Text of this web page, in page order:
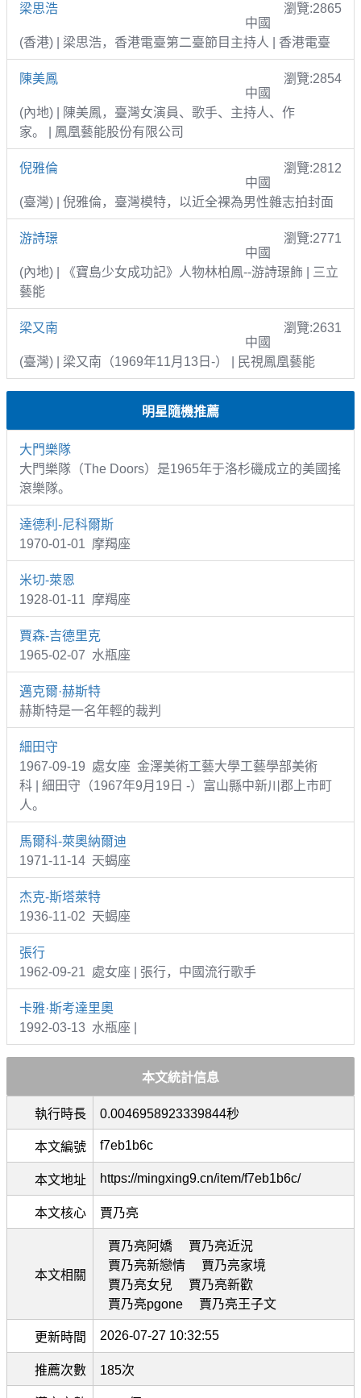
梁思浩
瀏覽:2865
中國
(香港) | 梁思浩，香港電臺第二臺節目主持人 | 香港電臺
陳美鳳
瀏覽:2854
中國
(內地) | 陳美鳳，臺灣女演員、歌手、主持人、作
家。 | 鳳凰藝能股份有限公司
倪雅倫
瀏覽:2812
中國
(臺灣) | 倪雅倫，臺灣模特，以近全裸為男性雜志拍封面
游詩璟
瀏覽:2771
中國
(內地) | 《寶島少女成功記》人物林柏鳳--游詩璟飾 | 三立
藝能
梁又南
瀏覽:2631
中國
(臺灣) | 梁又南（1969年11月13日-） | 民視鳳凰藝能
明星隨機推薦
大門樂隊
大門樂隊（The Doors）是1965年于洛杉磯成立的美國搖
滾樂隊。
達德利-尼科爾斯
1970-01-01 摩羯座
米切-萊恩
1928-01-11 摩羯座
賈森-吉德里克
1965-02-07 水瓶座
邁克爾·赫斯特
赫斯特是一名年輕的裁判
細田守
1967-09-19 處女座 金澤美術工藝大學工藝學部美術
科 | 細田守（1967年9月19日 -）富山縣中新川郡上市町
人。
馬爾科-萊奧納爾迪
1971-11-14 天蝎座
杰克-斯塔萊特
1936-11-02 天蝎座
張行
1962-09-21 處女座 | 張行，中國流行歌手
卡雅·斯考達里奧
1992-03-13 水瓶座 |
本文統計信息
執行時長 0.0046958923339844秒
本文編號 f7eb1b6c
本文地址 https://mingxing9.cn/item/f7eb1b6c/
本文核心 賈乃亮
本文相關
賈乃亮阿嬌
賈乃亮近況
賈乃亮新戀情
賈乃亮家境
賈乃亮女兒
賈乃亮新歡
賈乃亮pgone
賈乃亮王子文
更新時間 2026-07-27 10:32:55
推薦次數 185次